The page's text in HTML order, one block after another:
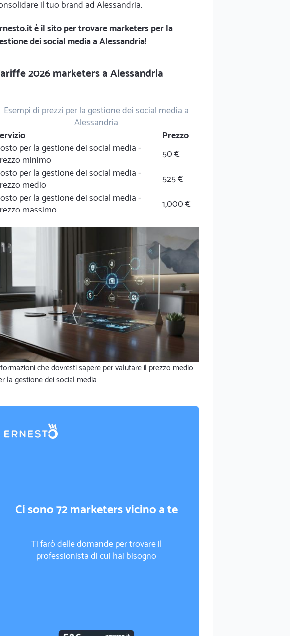
il tuo brand ad Alessandria.
è il sito per trovare marketers per la
dei social media a Alessandria!
2026 marketers a Alessandria
Esempi di prezzi per la gestione dei social media a
Alessandria
Prezzo
per la gestione dei social media -
minimo
50 €
per la gestione dei social media -
medio
525 €
per la gestione dei social media -
massimo
1,000 €
che dovresti sapere per valutare il prezzo medio
la gestione dei social media
Ci sono 72 marketers vicino a te
Ti farò delle domande per trovare il
professionista di cui hai bisogno